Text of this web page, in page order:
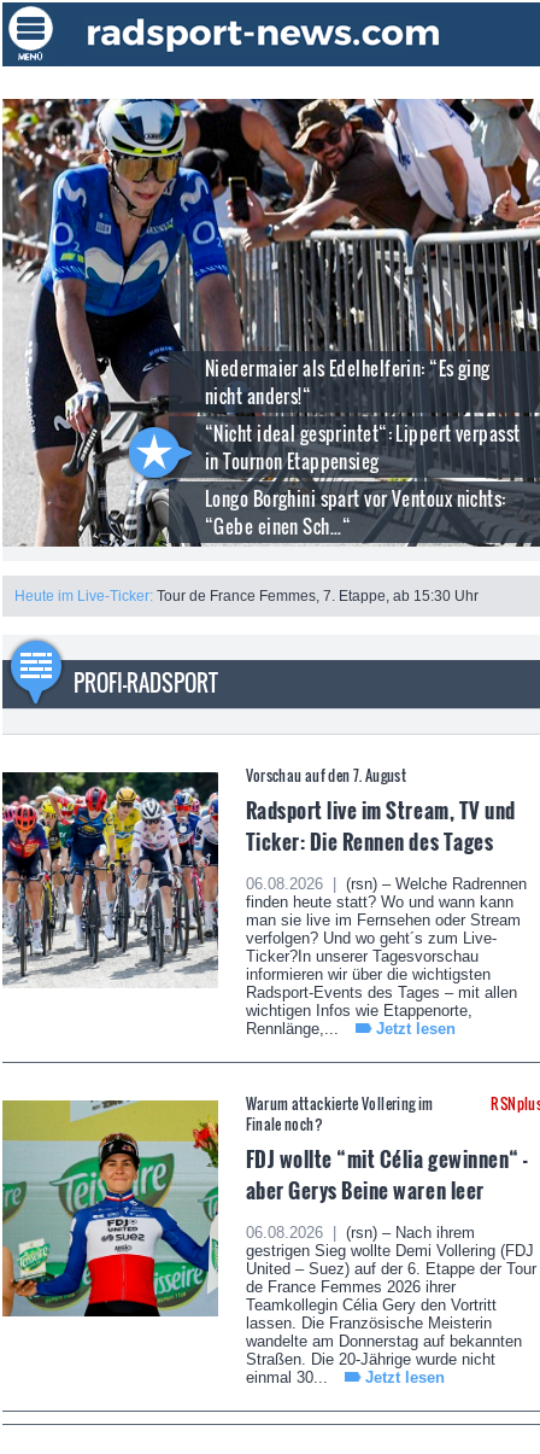
Niedermaier als Edelhelferin: “Es ging
nicht anders!“
“Nicht ideal gesprintet“: Lippert verpasst
in Tournon Etappensieg
Longo Borghini spart vor Ventoux nichts:
“Gebe einen Sch...“
Heute im Live-Ticker: Tour de France Femmes, 7. Etappe, ab 15:30 Uhr
PROFI-RADSPORT
Vorschau auf den 7. August
Radsport live im Stream, TV und
Ticker: Die Rennen des Tages
06.08.2026 |
(rsn) – Welche Radrennen
finden heute statt? Wo und wann kann
man sie live im Fernsehen oder Stream
verfolgen? Und wo geht´s zum Live-
Ticker?In unserer Tagesvorschau
informieren wir über die wichtigsten
Radsport-Events des Tages – mit allen
wichtigen Infos wie Etappenorte,
Rennlänge,...
Jetzt lesen
Warum attackierte Vollering im
Finale noch?
FDJ wollte “mit Célia gewinnen“ -
aber Gerys Beine waren leer
06.08.2026 |
(rsn) – Nach ihrem
gestrigen Sieg wollte Demi Vollering (FDJ
United – Suez) auf der 6. Etappe der Tour
de France Femmes 2026 ihrer
Teamkollegin Célia Gery den Vortritt
lassen. Die Französische Meisterin
wandelte am Donnerstag auf bekannten
Straßen. Die 20-Jährige wurde nicht
einmal 30...
Jetzt lesen